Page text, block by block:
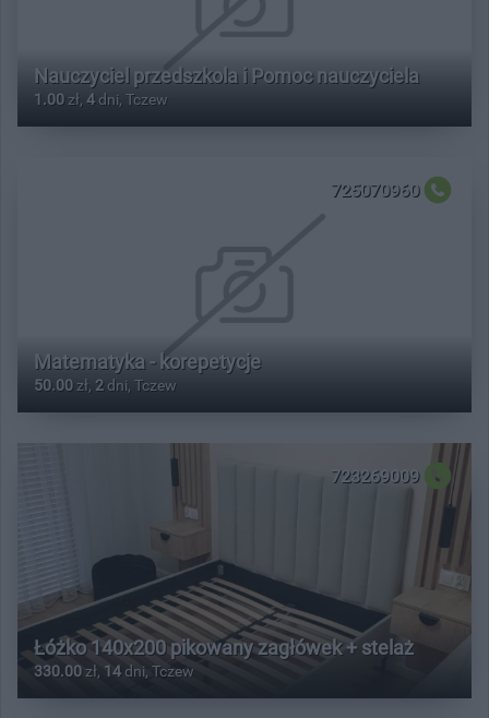
Nauczyciel przedszkola i Pomoc nauczyciela
1.00 zł, 4dni, Tczew
725070960
Matematyka - korepetycje
50.00 zł, 2 dni, Tczew
723269009
Łóżko 140x200 pikowany zagłówek + stelaż
330.00zł, 14 dni, Tczew